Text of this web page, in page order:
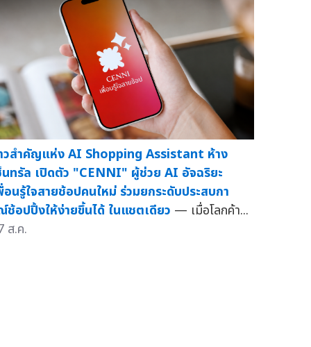
วสำคัญแห่ง AI Shopping Assistant ห้าง
นทรัล เปิดตัว "CENNI" ผู้ช่วย AI อัจฉริยะ
อนรู้ใจสายช้อปคนใหม่ ร่วมยกระดับประสบกา
ช้อปปิ้งให้ง่ายขึ้นได้ ในแชตเดียว — เมื่อโลกค้า...
ส.ค.